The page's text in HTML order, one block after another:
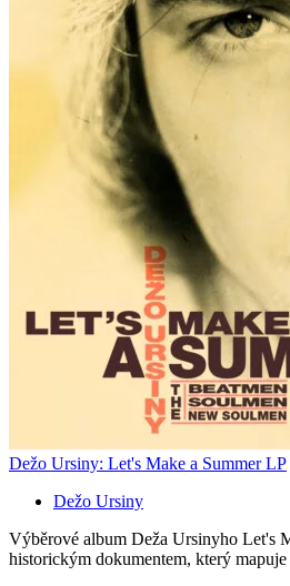
Dežo Ursiny: Let's Make a Summer LP
Dežo Ursiny
Výběrové album Deža Ursinyho Let's
historickým dokumentem, který